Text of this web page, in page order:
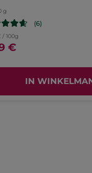
g
(6)
/ 100g
€
IN